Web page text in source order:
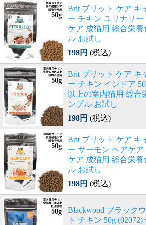
Brit ブリット ケア キ
ー チキン ユリナリー
ケア 成猫用 総合栄
ル お試し
198円 (税込)
Brit ブリット ケア キ
ー チキン インドア
以上の室内猫用 総合
ンプル お試し
198円 (税込)
Brit ブリット ケア キ
ー サーモン ヘアケア
ケア 成猫用 総合栄
ル お試し
198円 (税込)
Blackwood ブラック
ト チキン 50g